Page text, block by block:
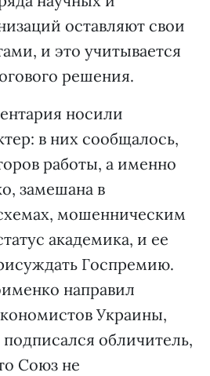
оставляют свои
и это учитывается
решения.
носили
в них сообщалось,
работы, а именно
замешана в
мошенническим
академика, и ее
Госпремию.
направил
Украины,
обличитель,
Союз не